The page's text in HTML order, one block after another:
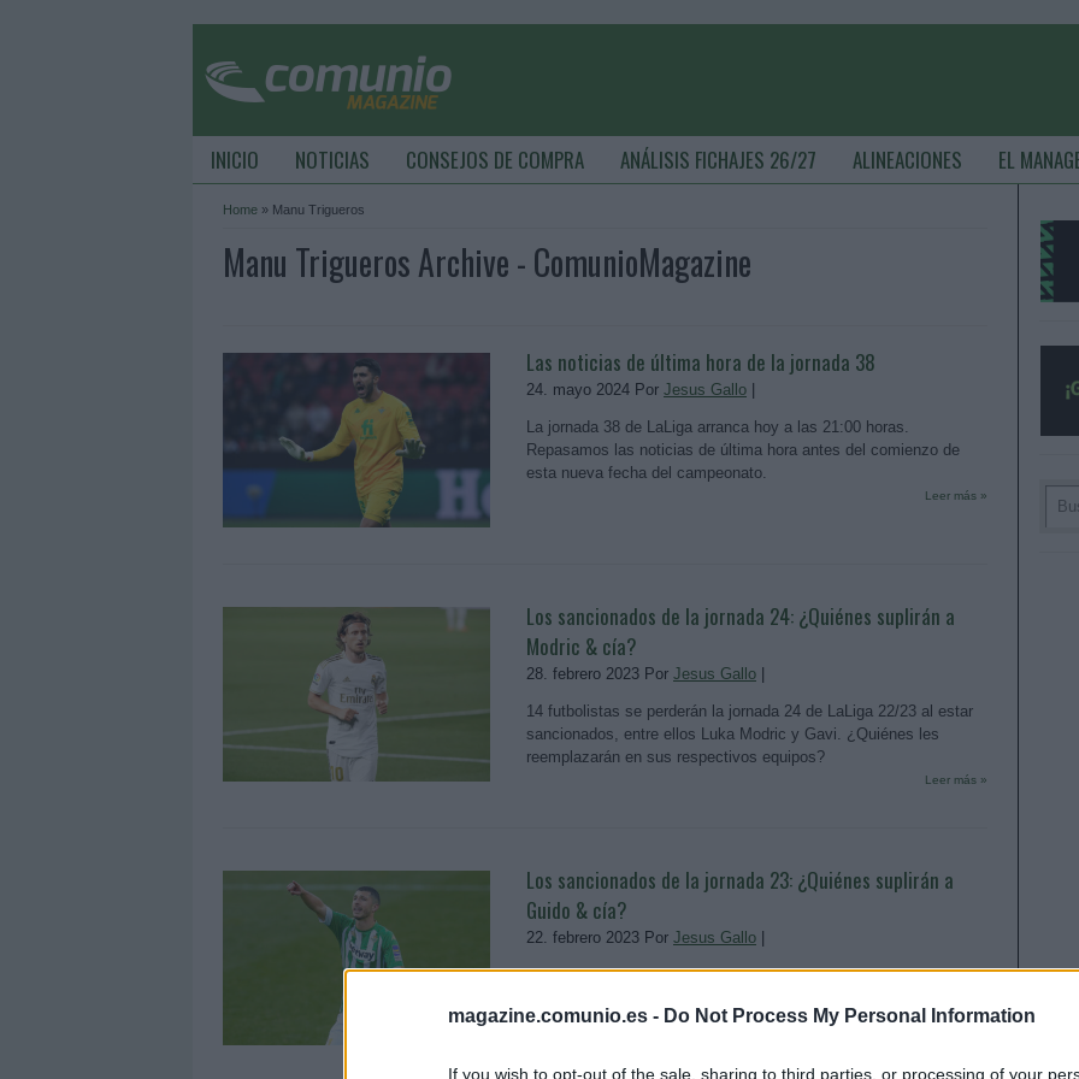
magazine.comunio.es - Do Not Process My Personal Information
If you wish to opt-out of the sale, sharing to third parties, or processing of your
INICIO NOTICIAS CONSEJOS DE COMPRA ANÁLISIS FICHAJES 26/27 ALINEACIONES EL
Home » Manu Trigueros
Manu Trigueros Archive - ComunioMagazine
Las noticias de última hora de la jornada 38
24. mayo 2024 Por Jesus Gallo
La jornada 38 de LaLiga arranca hoy a las 21:00 horas.
Repasamos las noticias de última hora antes del comienzo de
esta nueva fecha del campeonato.
Leer más »
Los sancionados de la jornada 24: ¿Quiénes suplirán a
Modric & cía?
28. febrero 2023 Por Jesus Gallo
14 futbolistas se perderán la jornada 24 de LaLiga 22/23 al estar
sancionados, entre ellos Luka Modric y Gavi. ¿Quiénes les
reemplazarán en sus respectivos equipos?
Leer más »
Los sancionados de la jornada 23: ¿Quiénes suplirán a
Guido & cía?
22. febrero 2023 Por Jesus Gallo
5 futbolistas se perderán la jornada 23 de LaLiga 22/23 al estar
reemplazarán en sus respectivos equipos?